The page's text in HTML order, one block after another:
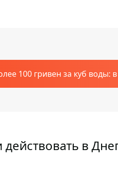
100 гривен за куб
в